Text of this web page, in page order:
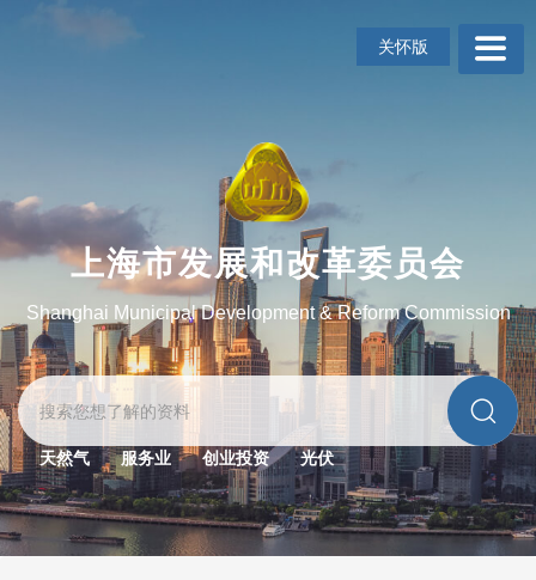
转
到
网
航
区
跳
转
到
主
要
内
容
关怀版
上海市发展和改革委员会
Shanghai Municipal Development & Reform Commission
天然气 服务业 创业投资 光伏